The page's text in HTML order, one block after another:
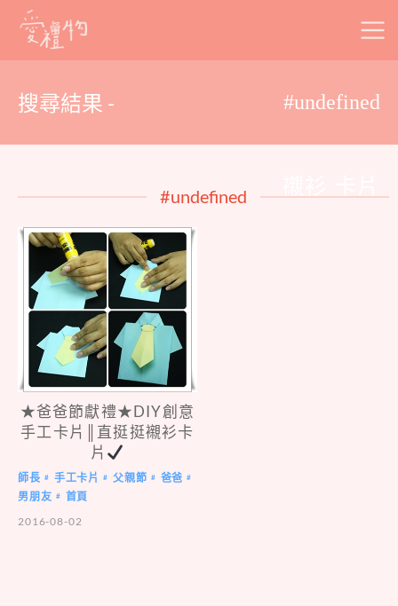
Skip
搜尋結果 - #undefined
#undefined
★爸爸節獻禮★DIY創意
手工卡片║直挺挺襯衫卡
片
師長 # 手工卡片 # 父親節 # 爸爸 #
男朋友 #
首頁
2016-08-02